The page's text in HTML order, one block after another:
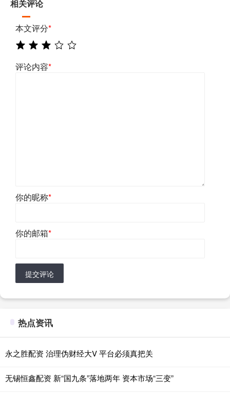
相关评论
本文评分*
评论内容*
你的昵称*
你的邮箱*
提交评论
热点资讯
永之胜配资 治理伪财经大V 平台必须真把关
无锡恒鑫配资 新“国九条”落地两年 资本市场“三变”